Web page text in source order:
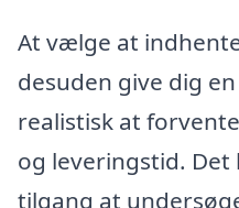
At vælge at
desuden give dig
realistisk at
og leveringstid.
tilgang at